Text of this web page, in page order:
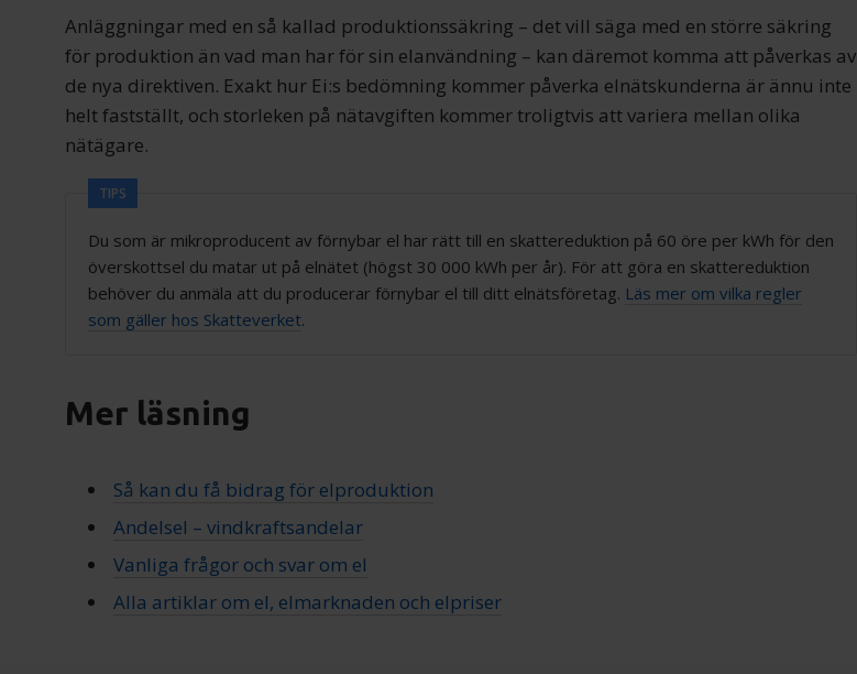
Anläggningar med en så kallad produktionssäkring – det vill säga med en större säkring
för produktion än vad man har för sin elanvändning – kan däremot komma att påverkas av
de nya direktiven. Exakt hur Ei:s bedömning kommer påverka elnätskunderna är ännu inte
helt fastställt, och storleken på nätavgiften kommer troligtvis att variera mellan olika
nätägare.
TIPS
Du som är mikroproducent av förnybar el har rätt till en skattereduktion på 60 öre per kWh för den
överskottsel du matar ut på elnätet (högst 30 000 kWh per år). För att göra en skattereduktion
behöver du anmäla att du producerar förnybar el till ditt elnätsföretag. Läs mer om vilka regler
som gäller hos Skatteverket.
Mer läsning
Så kan du få bidrag för elproduktion
Andelsel – vindkraftsandelar
Vanliga frågor och svar om el
Alla artiklar om el, elmarknaden och elpriser